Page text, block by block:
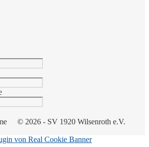
© 2026 - SV 1920 Wilsenroth e.V.
von Real Cookie Banner